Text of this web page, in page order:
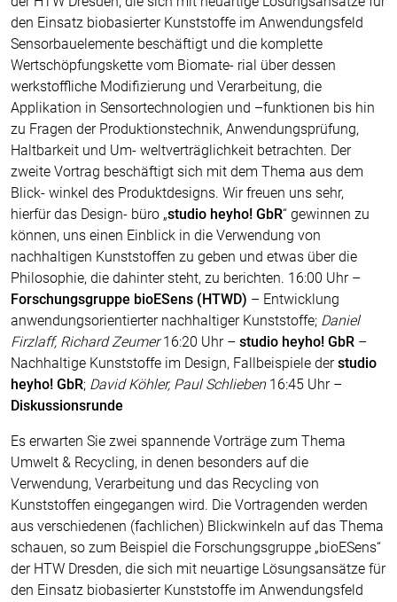
den Einsatz biobasierter Kunststoffe im Anwendungsfeld
Sensorbauelemente beschäftigt und die komplette
Wertschöpfungskette vom Biomate- rial über dessen
werkstoffliche Modifizierung und Verarbeitung, die
Applikation in Sensortechnologien und –funktionen bis hin
zu Fragen der Produktionstechnik, Anwendungsprüfung,
Haltbarkeit und Um- weltverträglichkeit betrachten. Der
zweite Vortrag beschäftigt sich mit dem Thema aus dem
Blick- winkel des Produktdesigns. Wir freuen uns sehr,
hierfür das Design- büro „studio heyho! GbR“ gewinnen zu
können, uns einen Einblick in die Verwendung von
nachhaltigen Kunststoffen zu geben und etwas über die
Philosophie, die dahinter steht, zu berichten. 16:00 Uhr –
Forschungsgruppe bioESens (HTWD) – Entwicklung
anwendungsorientierter nachhaltiger Kunststoffe; Daniel
Firzlaff, Richard Zeumer16:20 Uhr – studio heyho! GbR –
Nachhaltige Kunststoffe im Design, Fallbeispiele derstudio
heyho! GbR; David Köhler, Paul Schlieben16:45 Uhr –
Diskussionsrunde
Es erwarten Sie zwei spannende Vorträge zum Thema
Umwelt & Recycling, in denen besonders auf die
Verwendung, Verarbeitung und das Recycling von
Kunststoffen eingegangen wird. Die Vortragenden werden
aus verschiedenen (fachlichen) Blickwinkeln auf das Thema
schauen, so zum Beispiel die Forschungsgruppe „bioESens“
der HTW Dresden, die sich mit neuartige Lösungsansätze für
den Einsatz biobasierter Kunststoffe im Anwendungsfeld